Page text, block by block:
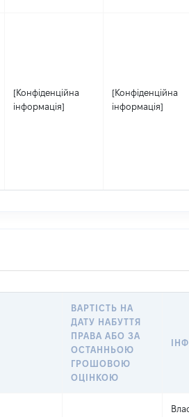
[Конфіденційна
інформація]
[Конфіденційна
інформація]
ВАРТІСТЬ НА
ДАТУ НАБУТТЯ
ПРАВА АБО ЗА
ОСТАННЬОЮ
ГРОШОВОЮ
ОЦІНКОЮ